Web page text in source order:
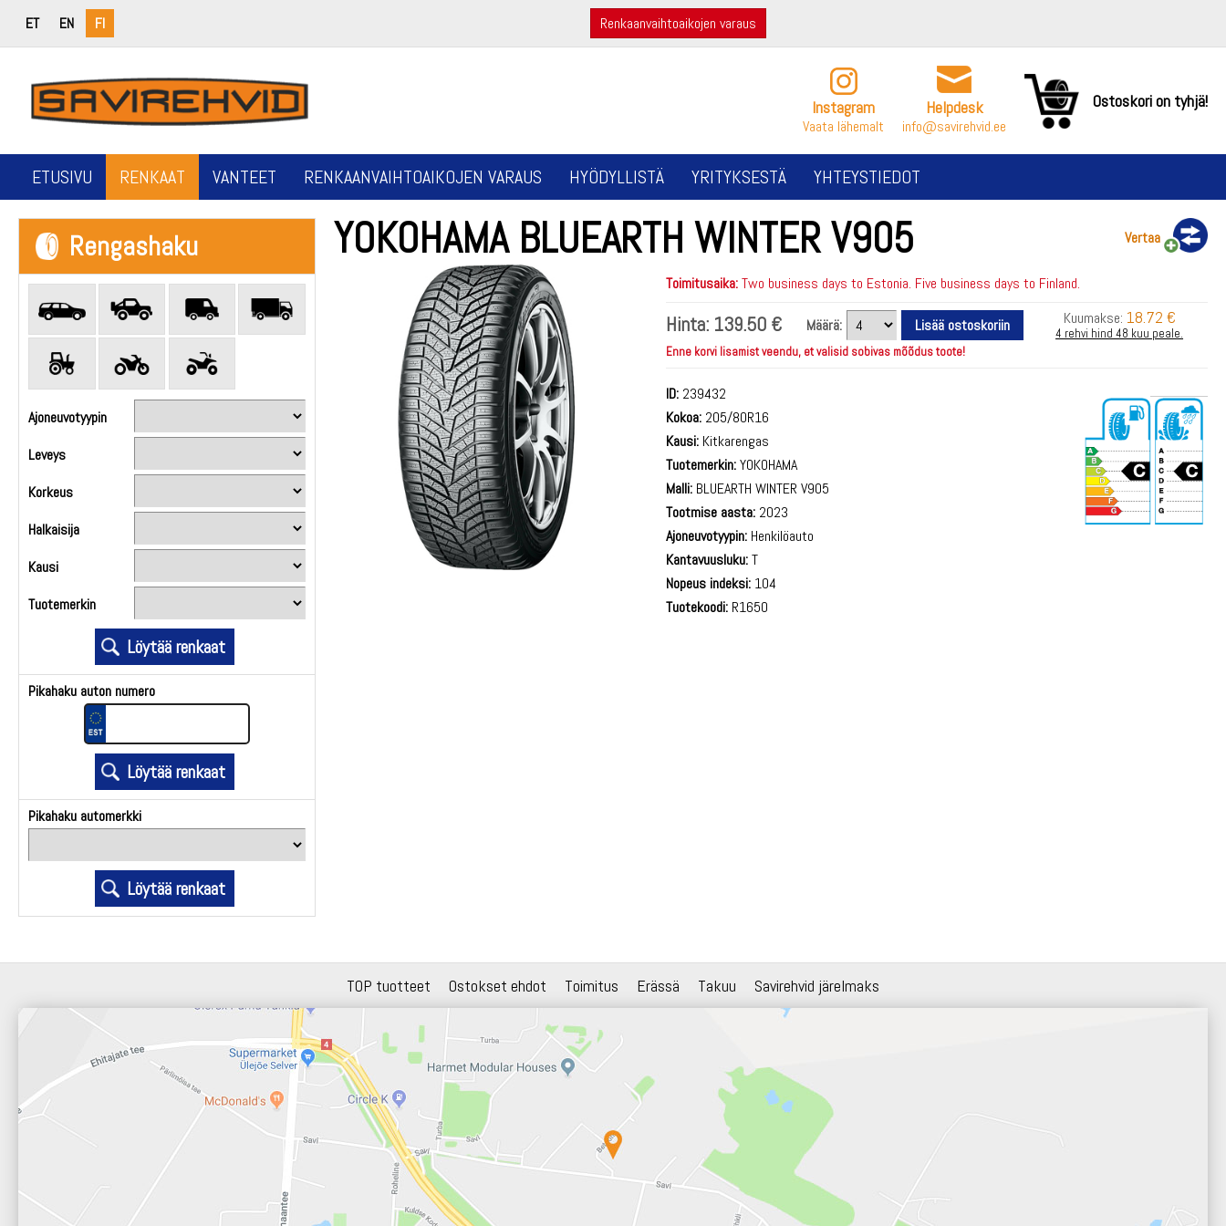
ET EN FI Renkaanvaihtoaikojen varaus
Instagram
Vaata lähemalt
Helpdesk
info@savirehvid.ee
Ostoskori on tyhjä!
ETUSIVU RENKAAT VANTEET RENKAANVAIHTOAIKOJEN VARAUS HYÖDYLLISTÄ YRITYKSESTÄ YHTEYSTIEDOT
Rengashaku
Ajoneuvotyypin
Leveys
Korkeus
Halkaisija
Kausi
Tuotemerkin
Pikahaku auton numero
Pikahaku automerkki
YOKOHAMA BLUEARTH WINTER V905 Vertaa
Toimitusaika:Two business days to Estonia. Five business days to Finland.
Hinta: 139.50 € Määrä: Kuumakse: 18.72 €
4 rehvi hind 48 kuu peale.
Enne korvi lisamist veendu, et valisid sobivas mõõdus toote!
ID: 239432
Kokoa: 205/80R16
Kausi: Kitkarengas
Tuotemerkin:YOKOHAMA
Malli: BLUEARTH WINTER V905
Tootmise aasta: 2023
Ajoneuvotyypin: Henkilöauto
Kantavuusluku:T
Nopeus indeksi: 104
Tuotekoodi: R1650
TOP tuotteet Ostokset ehdot Toimitus Erässä Takuu Savirehvid järelmaks